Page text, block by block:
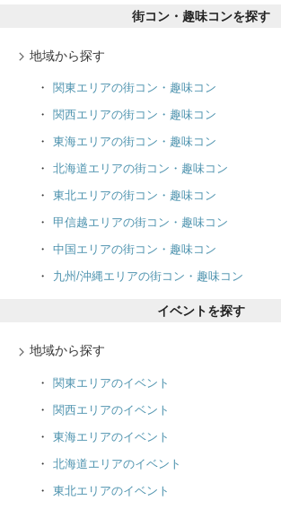
街コン・趣味コンを探す
地域から探す
関東エリアの街コン・趣味コン
関西エリアの街コン・趣味コン
東海エリアの街コン・趣味コン
北海道エリアの街コン・趣味コン
東北エリアの街コン・趣味コン
甲信越エリアの街コン・趣味コン
中国エリアの街コン・趣味コン
九州/沖縄エリアの街コン・趣味コン
イベントを探す
地域から探す
関東エリアのイベント
関西エリアのイベント
東海エリアのイベント
北海道エリアのイベント
東北エリアのイベント